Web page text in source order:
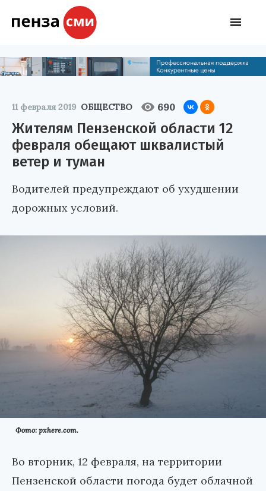
11 февраля 2019 ОБЩЕСТВО 690
Жителям Пензенской области 12
февраля обещают шквалистый
ветер и туман
Водителей предупреждают об ухудшении
дорожных условий.
Фото: pxhere.com.
Во вторник, 12 февраля, на территории
Пензенской области погода будет облачной